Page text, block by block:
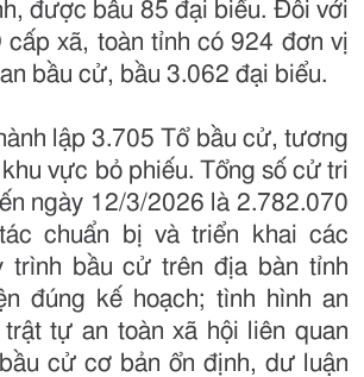
được bầu 85 đại biểu. Đối với
xã, toàn tỉnh có 924 đơn vị
bầu cử, bầu 3.062 đại biểu.
lập 3.705 Tổ bầu cử, tương
vực bỏ phiếu. Tổng số cử tri
ngày 12/3/2026 là 2.782.070
chuẩn bị và triển khai các
trình bầu cử trên địa bàn tỉnh
đúng kế hoạch; tình hình an
tự an toàn xã hội liên quan
cử cơ bản ổn định, dư luận